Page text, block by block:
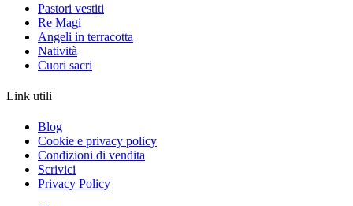
Pastori vestiti
Re Magi
Angeli in terracotta
Natività
Cuori sacri
Link utili
Blog
Cookie e privacy policy
Condizioni di vendita
Scrivici
Privacy Policy